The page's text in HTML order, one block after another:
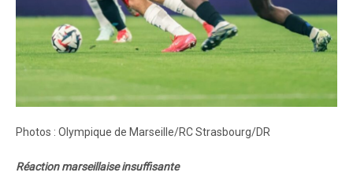
Photos : Olympique de Marseille/RC Strasbourg/DR
Réaction marseillaise insuffisante